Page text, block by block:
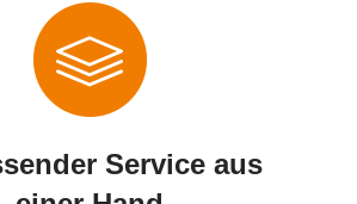
Service aus